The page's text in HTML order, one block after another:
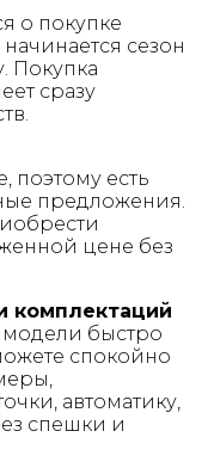
о покупке
сезон
Покупка
сразу
поэтому есть
предложения.
цене без
комплектаций
быстро
спокойно
автоматику,
спешки и